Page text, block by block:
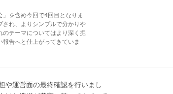
を含め今回で4回目となりま
れ、よりシンプルで分かりや
テーマについてはより深く掘
告へと仕上がってきていま
や運営面の最終確認を行いまし